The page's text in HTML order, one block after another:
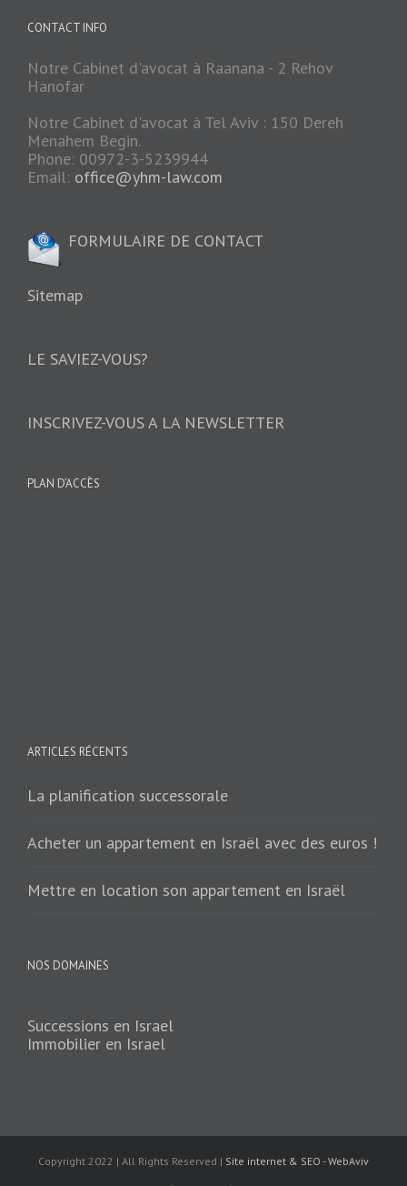
CONTACT INFO
Notre Cabinet d'avocat à Raanana - 2 Rehov
Hanofar
Notre Cabinet d'avocat à Tel Aviv : 150 Dereh
Menahem Begin.
Phone: 00972-3-5239944
Email: office@yhm-law.com
FORMULAIRE DE CONTACT
Sitemap
LE SAVIEZ-VOUS?
INSCRIVEZ-VOUS A LA NEWSLETTER
PLAN D’ACCÈS
ARTICLES RÉCENTS
La planification successorale
Acheter un appartement en Israël avec des euros !
Mettre en location son appartement en Israël
NOS DOMAINES
Successions en Israel
Immobilier en Israel
Copyright 2022 | All Rights Reserved | Site internet & SEO - WebAviv